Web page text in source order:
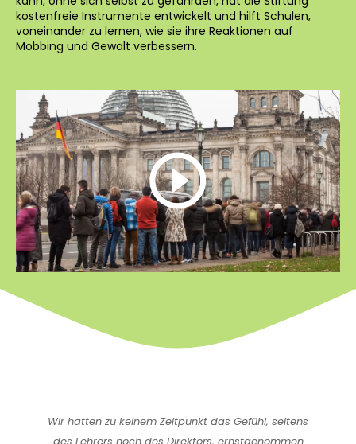
kostenfreie Instrumente entwickelt und hilft Schulen,
voneinander zu lernen, wie sie ihre Reaktionen auf
Mobbing und Gewalt verbessern.
Wir hatten zu keinem Zeitpunkt das Gefühl, seitens